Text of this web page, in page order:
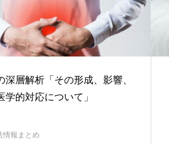
深層解析「その形成、影響、
学的対応について」
情報まとめ